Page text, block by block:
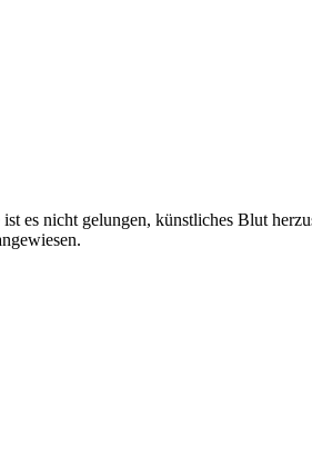
es nicht gelungen, künstliches Blut